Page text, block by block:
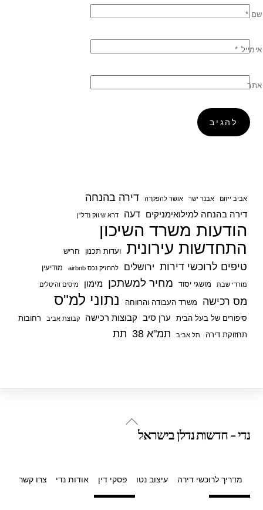
שם *
אימייל *
אתר
אביב ייזום אבנר ישר אושר להפקדה דירה בהנחה
דירה בהנחה למילואימניקים דעה דרא שיווק נדל"ן
הודעות משרד השיכון
התחדשות עירונית ועדות תכנון חריש
טיפים לרוכשי דירות ירושלים להחזיק נכס airbnb מודיעין
מורדי שבת מושגי יסוד מחיר למשתכן מימון מיסים והיטלים
מס רכישה משרד העבודה והרווחה נתוני למ"ס
סיפורים של בעל הבית ערן סיב קבוצות רכישה קבוצת אביב
רחובות
תחזוקת דירה
תל אביב תמ"א 38 תת
Back
נדי - חדשות נדלן בישראל
מדריך לרוכשי דירה עיצוב נטו פסקי דין אודות נדי צרו קשר